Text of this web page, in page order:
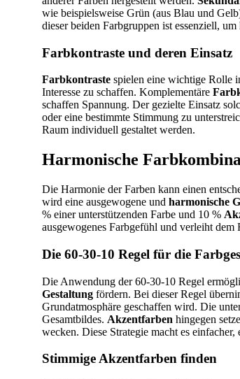
wie beispielsweise Grün (aus Blau und
dieser beiden Farbgruppen ist essenziell, um
Farbkontraste und deren Einsatz
Farbkontraste spielen eine wichtige Rolle
Interesse zu schaffen. Komplementäre
schaffen Spannung. Der gezielte Einsatz
oder eine bestimmte Stimmung zu
Raum individuell gestaltet werden.
Harmonische
Die Harmonie der Farben kann einen
wird eine ausgewogene und harmonische
% einer unterstützenden Farbe und 10 %
ausgewogenes Farbgefühl und verleiht dem
Die 60-30-10 Regel für die
Die Anwendung der 60-30-10 Regel
Gestaltung fördern. Bei dieser Regel
Grundatmosphäre geschaffen wird. Die
Gesamtbildes. Akzentfarben hingegen
wecken. Diese Strategie macht es
Stimmige Akzentfarben finden